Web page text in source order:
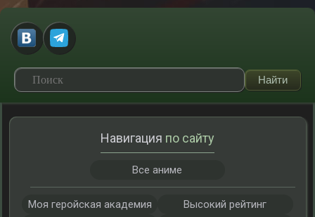
Навигация по сайту
Все аниме
Моя геройская академия
Высокий рейтинг